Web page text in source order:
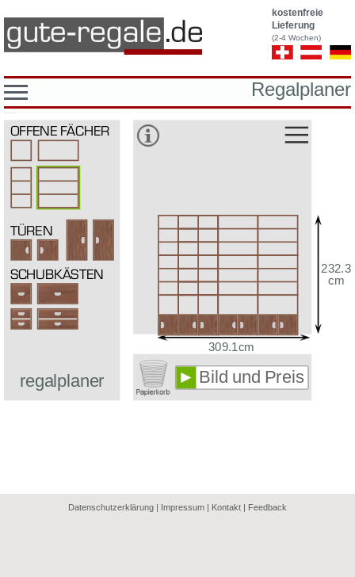
kostenfreie
Lieferung
(2-4 Wochen)
Regalplaner
regalplaner
309.1
232.3
►
Datenschutzerklärung | Impressum | Kontakt | Feedback